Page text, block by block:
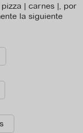
| carnes |, por
la siguiente